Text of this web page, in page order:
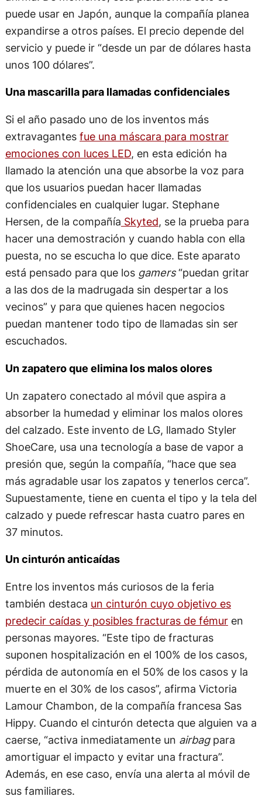
puede usar en Japón, aunque la compañía planea
expandirse a otros países. El precio depende del
servicio y puede ir “desde un par de dólares hasta
unos 100 dólares”.
Una mascarilla para llamadas confidenciales
Si el año pasado uno de los inventos más
extravagantes fue una máscara para mostrar
emociones con luces LED, en esta edición ha
llamado la atención una que absorbe la voz para
que los usuarios puedan hacer llamadas
confidenciales en cualquier lugar. Stephane
Hersen, de la compañía Skyted, se la prueba para
hacer una demostración y cuando habla con ella
puesta, no se escucha lo que dice. Este aparato
está pensado para que los gamers“puedan gritar
a las dos de la madrugada sin despertar a los
vecinos” y para que quienes hacen negocios
puedan mantener todo tipo de llamadas sin ser
escuchados.
Un zapatero que elimina los malos olores
Un zapatero conectado al móvil que aspira a
absorber la humedad y eliminar los malos olores
del calzado. Este invento de LG, llamado Styler
ShoeCare, usa una tecnología a base de vapor a
presión que, según la compañía, “hace que sea
más agradable usar los zapatos y tenerlos cerca”.
Supuestamente, tiene en cuenta el tipo y la tela del
calzado y puede refrescar hasta cuatro pares en
37 minutos.
Un cinturón anticaídas
Entre los inventos más curiosos de la feria
también destaca un cinturón cuyo objetivo es
predecir caídas y posibles fracturas de fémuren
personas mayores. “Este tipo de fracturas
suponen hospitalización en el 100% de los casos,
pérdida de autonomía en el 50% de los casos y la
muerte en el 30% de los casos”, afirma Victoria
Lamour Chambon, de la compañía francesa Sas
Hippy. Cuando el cinturón detecta que alguien va a
caerse, “activa inmediatamente un airbagpara
amortiguar el impacto y evitar una fractura”.
Además, en ese caso, envía una alerta al móvil de
sus familiares.